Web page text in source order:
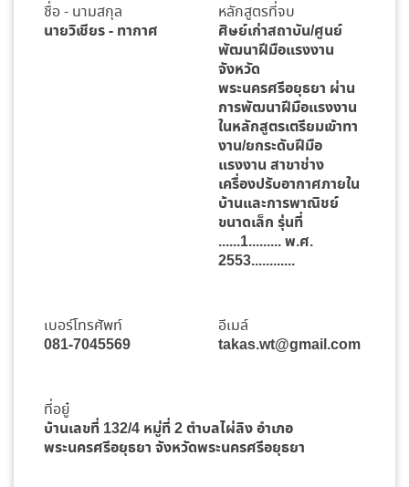
ชื่อ - นามสกุล
นายวิเชียร - ทากาศ
หลักสูตรที่จบ
ศิษย์เก่าสถาบัน/ศูนย์
พัฒนาฝีมือแรงงาน
จังหวัด
พระนครศรีอยุธยา ผ่าน
การพัฒนาฝีมือแรงงาน
ในหลักสูตรเตรียมเข้าทา
งาน/ยกระดับฝีมือ
แรงงาน สาขาช่าง
เครื่องปรับอากาศภายใน
บ้านและการพาณิชย์
ขนาดเล็ก รุ่นที่
......1......... พ.ศ.
2553............
เบอร์โทรศัพท์
081-7045569
อีเมล์
takas.wt@gmail.com
ที่อยู๋
บ้านเลขที่ 132/4 หมู่ที่ 2 ตำบลไผ่ลิง อำเภอ
พระนครศรีอยุธยา จังหวัดพระนครศรีอยุธยา